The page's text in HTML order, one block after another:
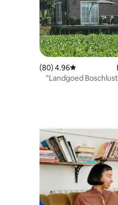
متوسط التقييم 4.96 من 5، 80 مراجعات
4.96 (80)